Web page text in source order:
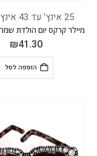
25 אינץ' עד 43 אינץ' כללי
₪41.30
הוספה לסל